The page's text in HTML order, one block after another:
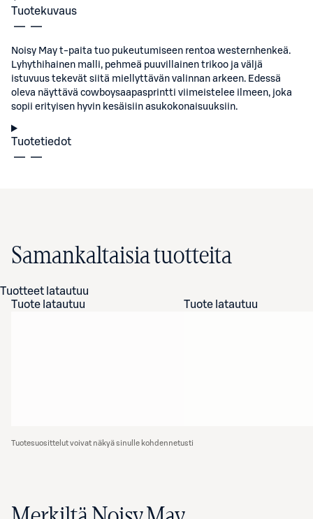
Tuotekuvaus
Noisy May t-paita tuo pukeutumiseen rentoa westernhenkeä.
Lyhythihainen malli, pehmeä puuvillainen trikoo ja väljä
istuvuus tekevät siitä miellyttävän valinnan arkeen. Edessä
oleva näyttävä cowboysaapasprintti viimeistelee ilmeen, joka
sopii erityisen hyvin kesäisiin asukokonaisuuksiin.
Tuotetiedot
Samankaltaisia tuotteita
Tuotteet latautuu
Tuote latautuu
Tuote latautuu
Tuotesuosittelut voivat näkyä sinulle kohdennetusti